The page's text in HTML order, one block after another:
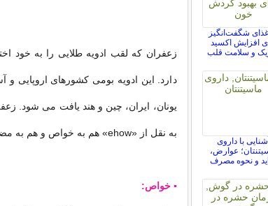
دارد. این ادویه بومی کشورهای اروپایی و
یونان، ایران، چین و هند یافت می شود.
به نقل از «ehow» هم به خواص و هم به مضرات زعفران اشاره می کنیم.
▪ خواص:
۱۲ غذای شگفت‌انگیز
افزایش اکسید
و سلامت قلب
آشنایی با داروی
عوارض،
و نحوه مصرف